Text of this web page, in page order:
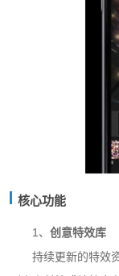
核心功能
1、 创意特效库
持续更新的特效